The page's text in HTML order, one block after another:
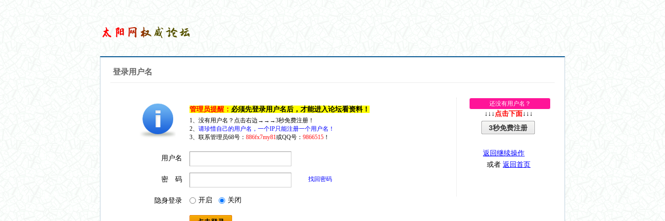
登录用户名
管理员提醒： 必须先登录用户名后，才能进入论坛看资料！
1、没有用户名？点击右边→→→3秒免费注册！
2、 请珍惜自己的用户名，一个IP只能注册一个用户名！
3、联系管理员68号： 886fx7my81或QQ号： 9866515！
用户名
密 码 找回密码
隐身登录 开启 关闭
还没有用户名？
↓↓↓ 点击下面 ↓↓↓
3秒免费注册
返回继续操作
或者返回首页